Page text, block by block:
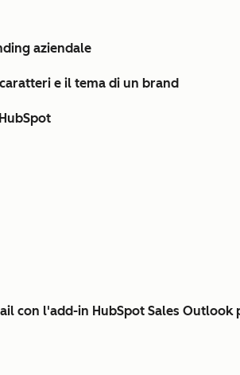
aziendale
e il tema di un brand
con l'add-in HubSpot Sales Outlook